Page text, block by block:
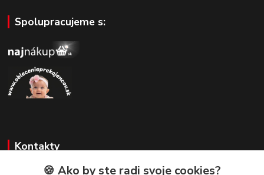
Spolupracujeme s:
Kontakty
Zákaznícka podpora
🍪 Ako by ste radi svoje cookies?